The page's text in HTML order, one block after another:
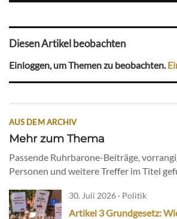
Diesen Artikel beobachten
Einloggen, um Themen zu beobachten.
AUS DEM ARCHIV
Mehr zum Thema
Passende Ruhrbarone-Beiträge,
Personen und weitere Treffer im Titel
30. Juli 2026 · Politik
Artikel 3 Grundgesetz: